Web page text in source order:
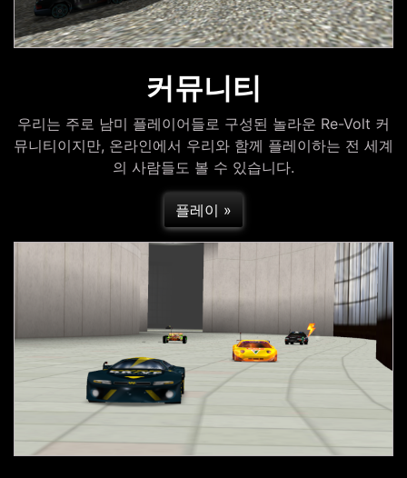
커뮤니티
우리는 주로 남미 플레이어들로 구성된 놀라운 Re-Volt 커
뮤니티이지만, 온라인에서 우리와 함께 플레이하는 전 세계
의 사람들도 볼 수 있습니다.
플레이 »